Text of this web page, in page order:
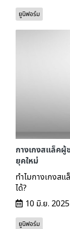
ยูนิฟอร์ม
กางเกงสแล็ค
ยุคใหม่
ทำไมกางเกงส
ได้?
10 มิ.ย. 2025
ยูนิฟอร์ม